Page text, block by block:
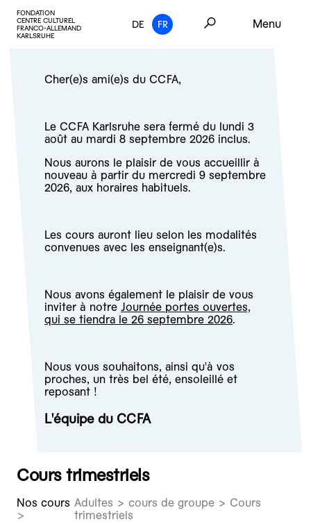
FONDATION
CENTRE CULTUREL
FRANCO-ALLEMAND
KARLSRUHE
DE FR Menu
Cher(e)s ami(e)s du CCFA,
Le CCFA Karlsruhe sera fermé du lundi 3
août au mardi 8 septembre 2026 inclus.
Nous aurons le plaisir de vous accueillir à
nouveau à partir du mercredi 9 septembre
2026, aux horaires habituels.
Les cours auront lieu selon les modalités
convenues avec les enseignant(e)s.
Nous avons également le plaisir de vous
inviter à notre Journée portes ouvertes,
qui se tiendra le 26 septembre 2026.
Nous vous souhaitons, ainsi qu'à vos
proches, un très bel été, ensoleillé et
reposant !
L'équipe du CCFA
Cours trimestriels
Nos cours Adultes > cours de groupe > Cours
trimestriels